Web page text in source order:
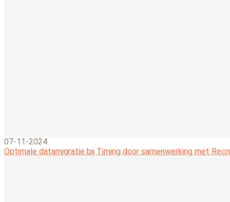
07-11-2024
Optimale datamigratie bij Timing door samenwerking met